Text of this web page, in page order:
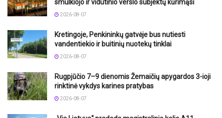
smulkiojo ir vidutinio verslo subjektų kūrimąsi
2026-08-07
Kretingoje, Penkininkų gatvėje bus nutiesti
vandentiekio ir buitinių nuotekų tinklai
2026-08-07
Rugpjūčio 7–9 dienomis Žemaičių apygardos 3-ioji
rinktinė vykdys karines pratybas
2026-08-07